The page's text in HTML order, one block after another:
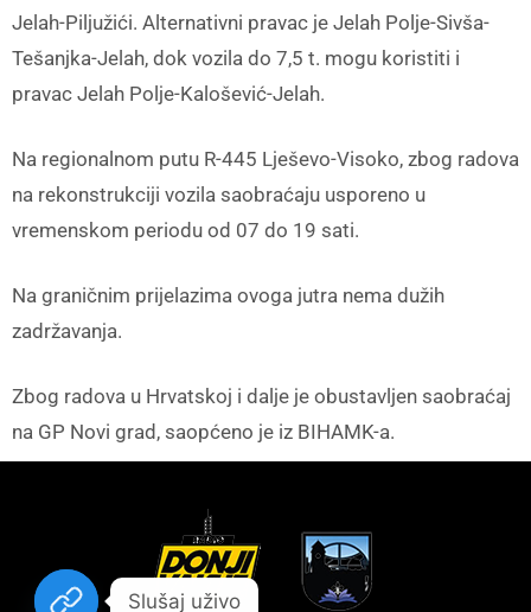
Jelah-Piljužići. Alternativni pravac je Jelah Polje-Sivša-
Tešanjka-Jelah, dok vozila do 7,5 t. mogu koristiti i
pravac Jelah Polje-Kalošević-Jelah.
Na regionalnom putu R-445 Lješevo-Visoko, zbog radova
na rekonstrukciji vozila saobraćaju usporeno u
vremenskom periodu od 07 do 19 sati.
Na graničnim prijelazima ovoga jutra nema dužih
zadržavanja.
Zbog radova u Hrvatskoj i dalje je obustavljen saobraćaj
na GP Novi grad, saopćeno je iz BIHAMK-a.
Slušaj uživo